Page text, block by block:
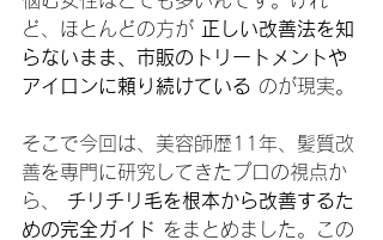
ど、ほとんどの方が 正しい改善法を知
らないまま、市販のトリートメントや
アイロンに頼り続けている のが現実。
そこで今回は、美容師歴11年、髪質改
善を専門に研究してきたプロの視点か
ら、 チリチリ毛を根本から改善するた
めの完全ガイド をまとめました。この